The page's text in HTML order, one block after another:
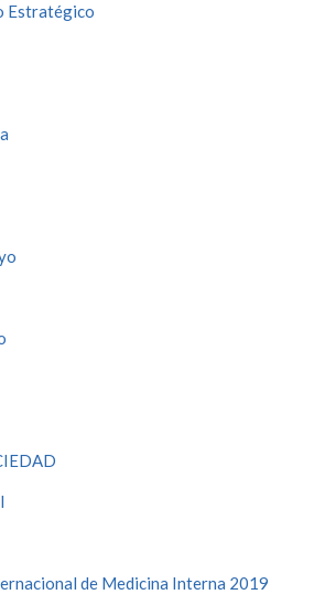
Estratégico
de Medicina Interna 2019